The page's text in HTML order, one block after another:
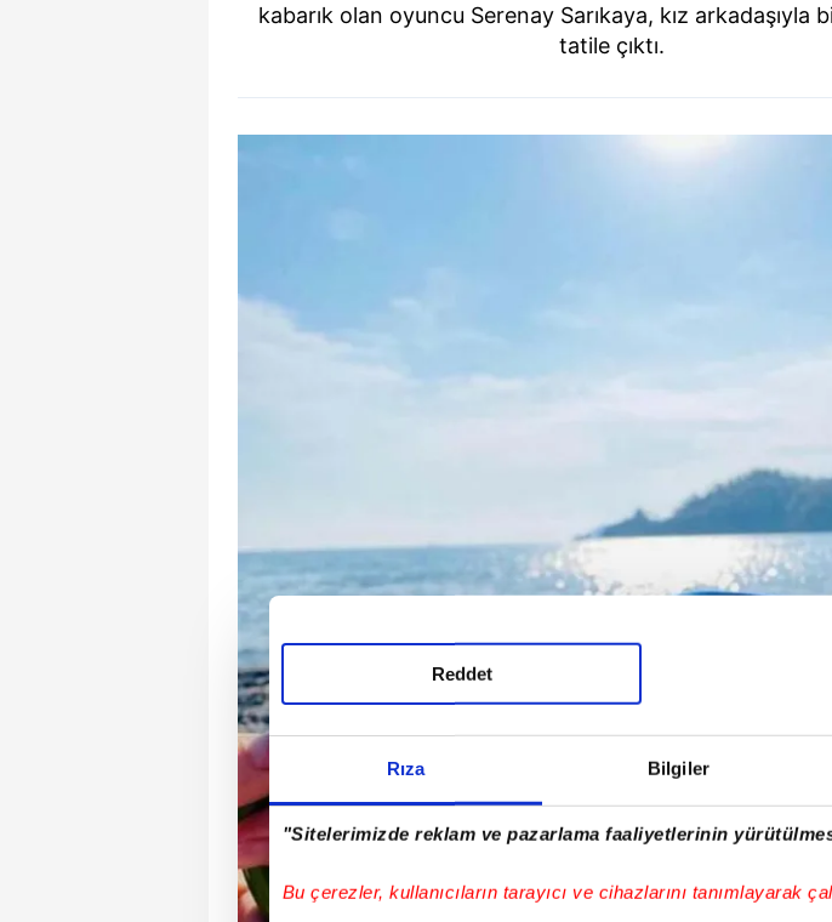
Rıza Bilgiler
"Sitelerimizde reklam ve pazarlama faaliyetlerinin
Bu çerezler, kullanıcıların tarayıcı ve cihazlarını tanımlayarak
Reddet
kabarık olan oyuncu Serenay Sarıkaya, kız arkadaşıyla
tatile çıktı.